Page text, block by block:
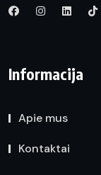
Informacija
Apie mus
Kontaktai